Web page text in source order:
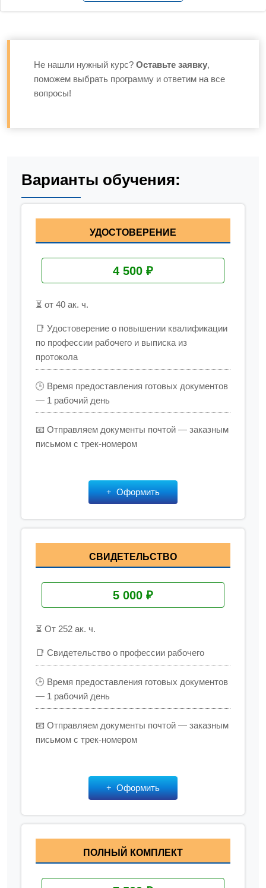
Не нашли нужный курс? Оставьте заявку,
поможем выбрать программу и ответим на все
вопросы!
Варианты обучения:
УДОСТОВЕРЕНИЕ
4 500 ₽
⏳ от 40 ак. ч.
📑 Удостоверение о повышении квалификации
по профессии рабочего и выписка из
протокола
🕒 Время предоставления готовых документов
— 1 рабочий день
📧 Отправляем документы почтой — заказным
письмом с трек-номером
Оформить
СВИДЕТЕЛЬСТВО
5 000 ₽
⏳ От 252 ак. ч.
📑 Свидетельство о профессии рабочего
🕒 Время предоставления готовых документов
— 1 рабочий день
📧 Отправляем документы почтой — заказным
письмом с трек-номером
Оформить
ПОЛНЫЙ КОМПЛЕКТ